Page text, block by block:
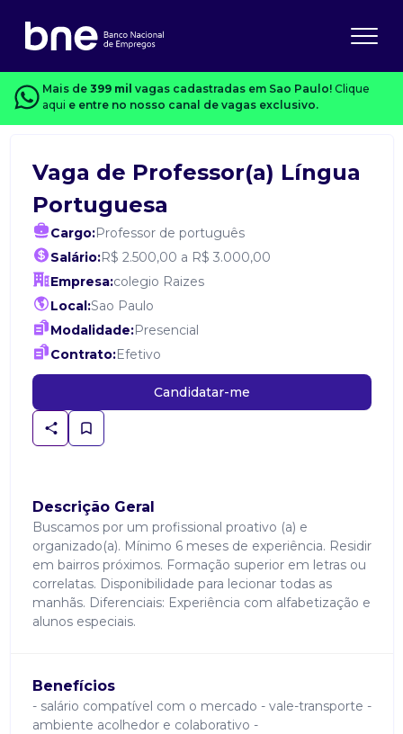
Mais de 399 mil vagas cadastradas em Sao Paulo! Clique
aqui e entre no nosso canal de vagas exclusivo.
Vaga de Professor(a) Língua
Portuguesa
Cargo:Professor de português
Salário:R$ 2.500,00 a R$ 3.000,00
Empresa:colegio Raizes
Local:Sao Paulo
Modalidade:Presencial
Contrato:Efetivo
Candidatar-me
Descrição Geral
Buscamos por um profissional proativo (a) e
organizado(a). Mínimo 6 meses de experiência. Residir
em bairros próximos. Formação superior em letras ou
correlatas. Disponibilidade para lecionar todas as
manhãs. Diferenciais: Experiência com alfabetização e
alunos especiais.
Benefícios
- salário compatível com o mercado - vale-transporte -
ambiente acolhedor e colaborativo -